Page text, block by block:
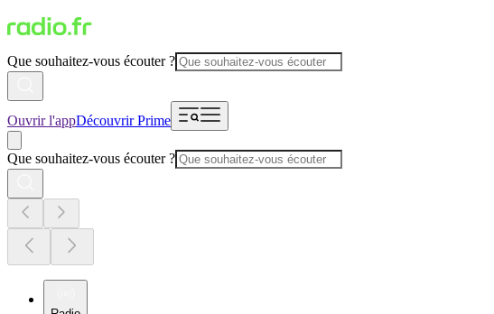
Que souhaitez-vous écouter ?
Ouvrir l'appDécouvrir Prime
Que souhaitez-vous écouter ?